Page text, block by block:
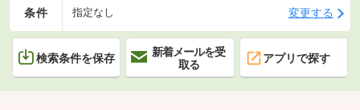
条件 指定なし 変更する
検索条件を保存
新着メールを受
取る
アプリで探す